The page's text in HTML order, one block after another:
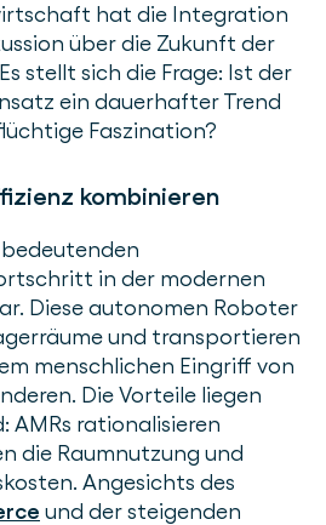
hat die Integration
über die Zukunft der
stellt sich die Frage: Ist der
ein dauerhafter Trend
Faszination?
kombinieren
in der modernen
Diese autonomen Roboter
und transportieren
menschlichen Eingriff von
Die Vorteile liegen
AMRs rationalisieren
die Raumnutzung und
Angesichts des
und der steigenden